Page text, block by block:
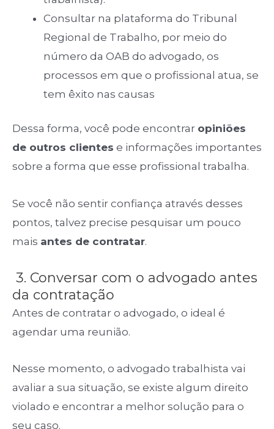
Consultar na plataforma do Tribunal
Regional de Trabalho, por meio do
número da OAB do advogado, os
processos em que o profissional atua, se
tem êxito nas causas
Dessa forma, você pode encontrar opiniões
de outros clientes e informações importantes
sobre a forma que esse profissional trabalha.
Se você não sentir confiança através desses
pontos, talvez precise pesquisar um pouco
mais antes de contratar.
3. Conversar com o advogado antes
da contratação
Antes de contratar o advogado, o ideal é
agendar uma reunião.
Nesse momento, o advogado trabalhista vai
avaliar a sua situação, se existe algum direito
violado e encontrar a melhor solução para o
seu caso.